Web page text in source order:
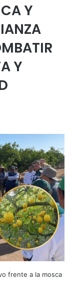
Y
Y
frente a la mosca